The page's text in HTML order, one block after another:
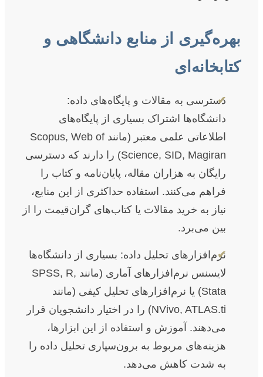
بهره‌گیری از منابع دانشگاهی و
کتابخانه‌ای
✔
دسترسی به مقالات و پایگاه‌های داده:
دانشگاه‌ها اشتراک بسیاری از پایگاه‌های
اطلاعاتی علمی معتبر (مانند Scopus, Web of
Science, SID, Magiran) را دارند که دسترسی
رایگان به هزاران مقاله، پایان‌نامه و کتاب را
فراهم می‌کنند. استفاده حداکثری از این منابع،
نیاز به خرید مقالات یا کتاب‌های گران‌قیمت را از
بین می‌برد.
✔
نرم‌افزارهای تحلیل داده: بسیاری از دانشگاه‌ها
لایسنس نرم‌افزارهای آماری (مانند SPSS, R,
Stata) یا نرم‌افزارهای تحلیل کیفی (مانند
NVivo, ATLAS.ti) را در اختیار دانشجویان قرار
می‌دهند. آموزش و استفاده از این ابزارها،
هزینه‌های مربوط به برون‌سپاری تحلیل داده را
به شدت کاهش می‌دهد.